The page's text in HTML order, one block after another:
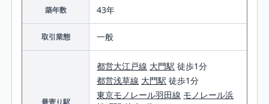
築年数 43年
取引業態 一般
最寄り駅
都営大江戸線 大門駅 徒歩1分
都営浅草線 大門駅 徒歩1分
東京モノレール羽田線 モノレール浜